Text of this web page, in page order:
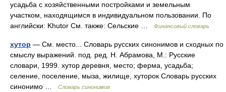
усадьба с хозяйственными постройками и земельным
участком, находящимся в индивидуальном пользовании. По
английски: Khutor См. также: Сельские …
Финансовый словарь
хутор — См. место... Словарь русских синонимов и сходных по
смыслу выражений. под. ред. Н. Абрамова, М.: Русские
словари, 1999. хутор деревня, место; ферма, усадьба;
селение, поселение, мыза, жилище, хуторок Словарь русских
синонимо …
Словарь синонимов